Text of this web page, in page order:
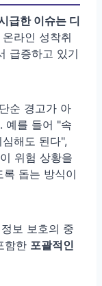
급한 이슈는 디
라인 성착취
급증하고 있기
순 경고가 아
예를 들어 "속
해도 된다",
위험 상황을
록 돕는 방식이
보 보호의 중
함한 포괄적인